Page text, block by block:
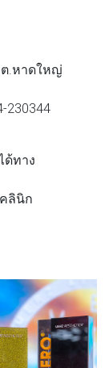
ต.หาดใหญ่
230344
ด้ทาง
คลินิก